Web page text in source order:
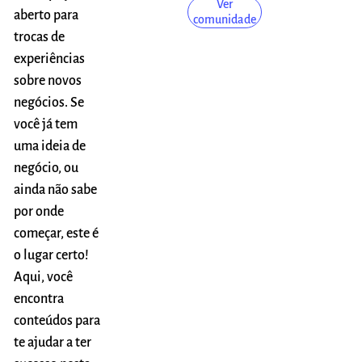
aberto para
trocas de
experiências
sobre novos
negócios. Se
você já tem
uma ideia de
negócio, ou
ainda não sabe
por onde
começar, este é
o lugar certo!
Aqui, você
encontra
conteúdos para
te ajudar a ter
Ver
comunidade